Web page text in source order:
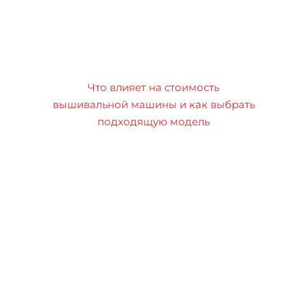
Что влияет на стоимость
вышивальной машины и как выбрать
подходящую модель